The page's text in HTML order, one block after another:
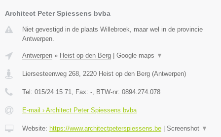
Architect Peter Spiessens bvba
Niet gevestigd in de plaats Willebroek, maar wel in de provincie
Antwerpen.
Antwerpen » Heist op den Berg Google maps ▼
Liersesteenweg 268, 2220 Heist op den Berg (Antwerpen)
Tel: 015/24 15 71, Fax: -, BTW-nr: 0894.274.078
E-mail › Architect Peter Spiessens bvba
Website: https://www.architectpeterspiessens.be Screenshot ▼